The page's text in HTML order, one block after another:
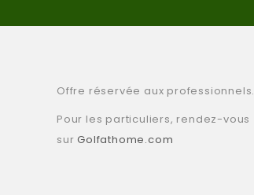
Offre réservée aux professionnels.
Pour les particuliers, rendez-vous
surGolfathome.com